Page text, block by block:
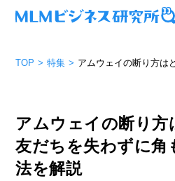
TOP 特集 アムウェイの断り方は
アムウェイの断り方
友だちを失わずに角
法を解説